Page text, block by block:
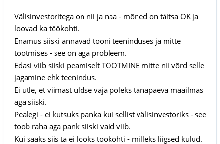
Välisinvestoritega on nii ja naa - mõned on täitsa OK ja
loovad ka töökohti.
Enamus siiski annavad tooni teeninduses ja mitte
tootmises - see on aga probleem.
Edasi viib siiski peamiselt TOOTMINE mitte nii võrd selle
jagamine ehk teenindus.
Ei ütle, et viimast üldse vaja poleks tänapäeva maailmas
aga siiski.
Pealegi - ei kutsuks panka kui sellist välisinvestoriks - see
toob raha aga pank siiski vaid viib.
Kui saaks siis ta ei looks töökohti - milleks liigsed kulud.